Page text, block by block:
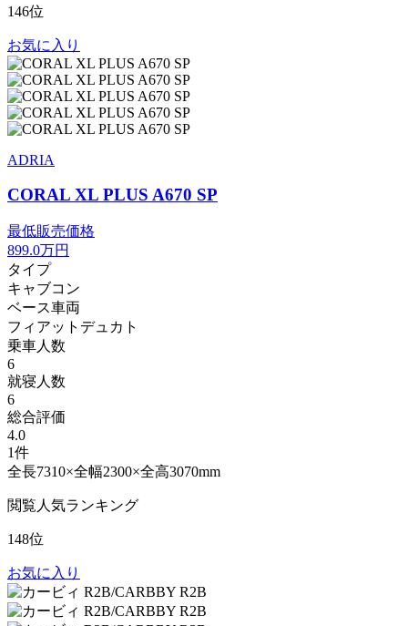
146位
お気に入り
ADRIA
CORAL XL PLUS A670 SP
最低販売価格
899.0万円
タイプ
キャブコン
ベース車両
フィアットデュカト
乗車人数
6
就寝人数
6
総合評価
4.0
1件
全長7310×全幅2300×全高3070mm
閲覧人気ランキング
148位
お気に入り